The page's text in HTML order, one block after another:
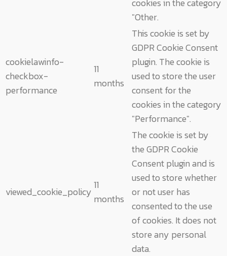
cookies in the category
"Other.
cookielawinfo-
checkbox-
performance
11
months
This cookie is set by
GDPR Cookie Consent
plugin. The cookie is
used to store the user
consent for the
cookies in the category
"Performance".
viewed_cookie_policy
11
months
The cookie is set by
the GDPR Cookie
Consent plugin and is
used to store whether
or not user has
consented to the use
of cookies. It does not
store any personal
data.